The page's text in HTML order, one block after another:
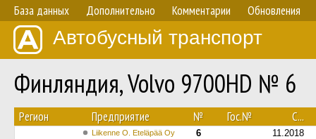
База данных Дополнительно Комментарии Обновления
Автобусный транспорт
Финляндия, Volvo 9700HD № 6
Регион Предприятие № Гос.№ С...
Liikenne O. Eteläpää Oy
6
11.2018